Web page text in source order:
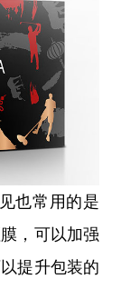
也常用的是
，可以加强
提升包装的